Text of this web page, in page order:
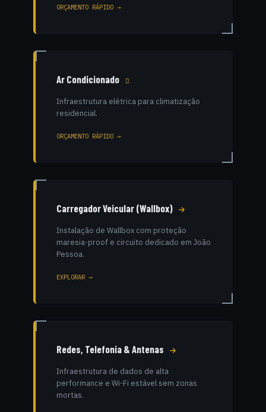
ORÇAMENTO RÁPIDO →
Ar Condicionado
Infraestrutura elétrica para climatização
residencial.
ORÇAMENTO RÁPIDO →
Carregador Veicular (Wallbox)
Instalação de Wallbox com proteção
maresia-proof e circuito dedicado em João
Pessoa.
EXPLORAR →
Redes, Telefonia & Antenas
Infraestrutura de dados de alta
performance e Wi-Fi estável sem zonas
mortas.